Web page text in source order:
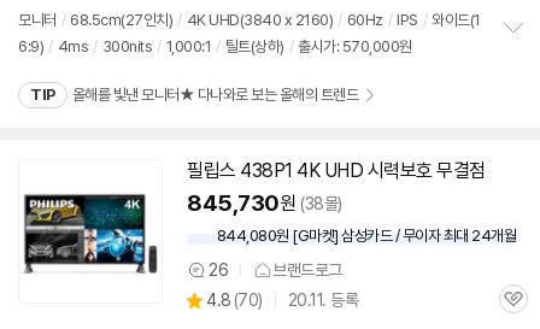
견
점
리
뷰
모니터 / 68.5cm(27인치) / 4K UHD(3840 x 2160) / 60Hz / IPS / 와이드(1
6:9) / 4ms / 300nits / 1,000:1 / 틸트(상하) / 출시가: 570,000원
TIP 올해를 빛낸 모니터★ 다나와로 보는 올해의 트렌드
필립스 438P1 4K UHD 시력보호 무결점
845,730원 (38몰)
844,080원 [G마켓] 삼성카드 / 무이자 최대 24개월
상
품
26 브랜드로그
별
4.8 (상
70) 20.11. 등록
관